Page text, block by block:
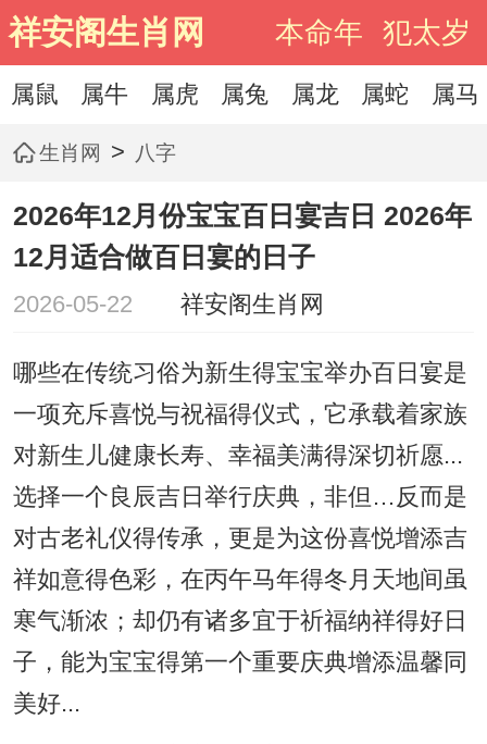
祥安阁生肖网 本命年 犯太岁
属鼠 属牛 属虎 属兔 属龙 属蛇 属马
生肖网 > 八字
2026年12月份宝宝百日宴吉日 2026年
12月适合做百日宴的日子
2026-05-22 祥安阁生肖网
哪些在传统习俗为新生得宝宝举办百日宴是
一项充斥喜悦与祝福得仪式，它承载着家族
对新生儿健康长寿、幸福美满得深切祈愿...
选择一个良辰吉日举行庆典，非但…反而是
对古老礼仪得传承，更是为这份喜悦增添吉
祥如意得色彩，在丙午马年得冬月天地间虽
寒气渐浓；却仍有诸多宜于祈福纳祥得好日
子，能为宝宝得第一个重要庆典增添温馨同
美好...